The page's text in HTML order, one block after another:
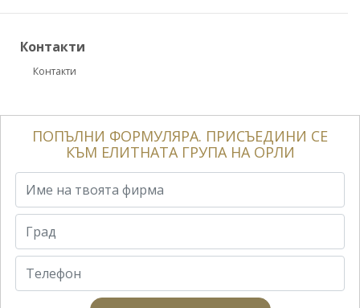
ПОПЪЛНИ ФОРМУЛЯРА. ПРИСЪЕДИНИ СЕ
КЪМ ЕЛИТНАТА ГРУПА НА ОРЛИ
Контакти
Контакти